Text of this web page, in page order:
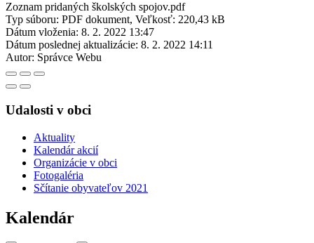
Zoznam pridaných školských spojov.pdf
Typ súboru: PDF dokument, Veľkosť: 220,43 kB
Dátum vloženia: 8. 2. 2022 13:47
Dátum poslednej aktualizácie: 8. 2. 2022 14:11
Autor: Správce Webu
Udalosti v obci
Aktuality
Kalendár akcií
Organizácie v obci
Fotogaléria
Sčítanie obyvateľov 2021
Kalendár